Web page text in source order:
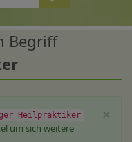
Begriff
×
Heilpraktiker
um sich weitere